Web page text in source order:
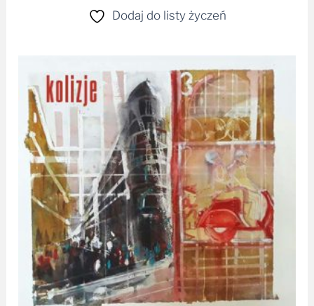
Dodaj do listy życzeń